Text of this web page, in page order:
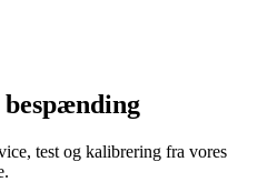
test og kalibrering fra vores